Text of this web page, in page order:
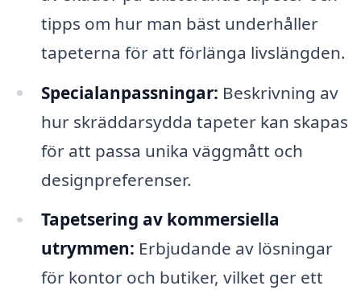
tipps om hur man bäst underhåller
tapeterna för att förlänga livslängden.
Specialanpassningar: Beskrivning av
hur skräddarsydda tapeter kan skapas
för att passa unika väggmått och
designpreferenser.
Tapetsering av kommersiella
utrymmen: Erbjudande av lösningar
för kontor och butiker, vilket ger ett